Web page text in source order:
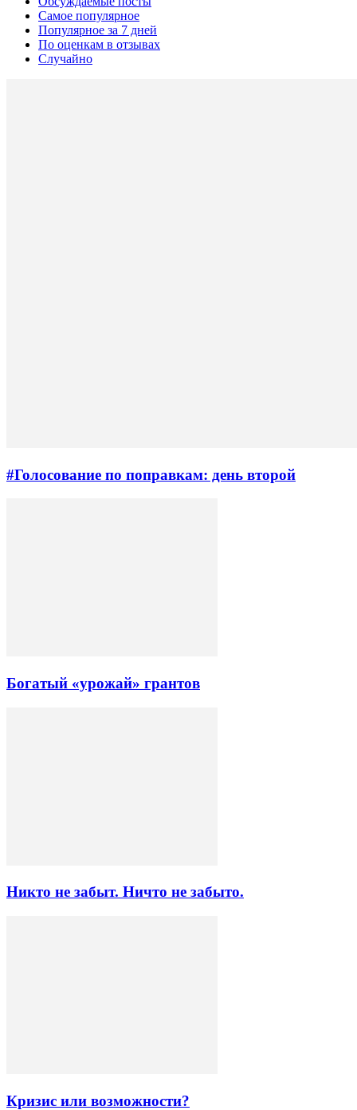
Самое популярное
Популярное за 7 дней
По оценкам в отзывах
Случайно
#Голосование по поправкам: день второй
Богатый «урожай» грантов
Никто не забыт. Ничто не забыто.
Кризис или возможности?